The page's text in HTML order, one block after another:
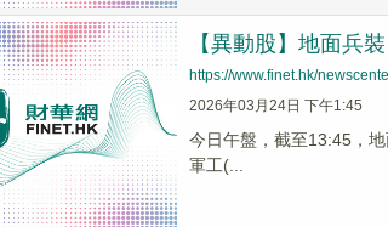
【異動股】地面兵
https://www.finet.hk/
2026年03月24日 下午1:45
今日午盤，截至13:45，
軍工(...